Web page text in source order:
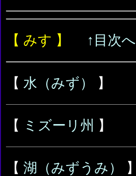
【 みす 】 ↑目次へ
【 水（みず） 】
【 ミズーリ州 】
【 湖（みずうみ） 】